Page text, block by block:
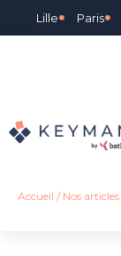
Lille Paris
Accueil / Nos articles